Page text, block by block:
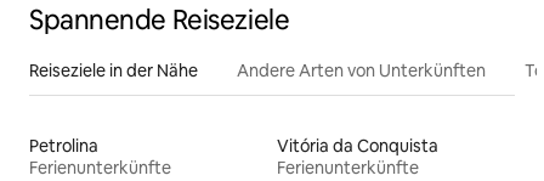
Spannende Reiseziele
Reiseziele in der Nähe Andere Arten von Unterkünften
Petrolina
Ferienunterkünfte
Vitória da Conquista
Ferienunterkünfte